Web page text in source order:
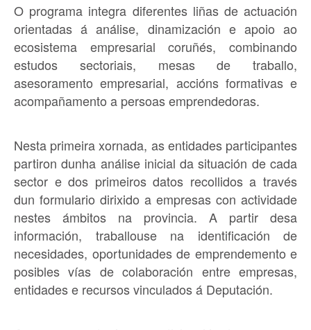
O programa integra diferentes liñas de actuación
orientadas á análise, dinamización e apoio ao
ecosistema empresarial coruñés, combinando
estudos sectoriais, mesas de traballo,
asesoramento empresarial, accións formativas e
acompañamento a persoas emprendedoras.
Nesta primeira xornada, as entidades participantes
partiron dunha análise inicial da situación de cada
sector e dos primeiros datos recollidos a través
dun formulario dirixido a empresas con actividade
nestes ámbitos na provincia. A partir desa
información, traballouse na identificación de
necesidades, oportunidades de emprendemento e
posibles vías de colaboración entre empresas,
entidades e recursos vinculados á Deputación.